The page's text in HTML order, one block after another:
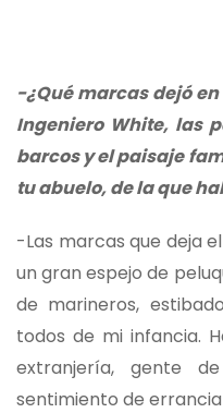
-¿Qué marcas dejó
Ingeniero White, las
barcos y el paisaje
tu abuelo, de la que
-Las marcas que deja
un gran espejo de
de marineros,
todos de mi infancia.
extranjería, gente
sentimiento de